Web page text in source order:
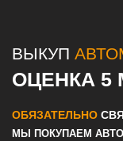
ВЫКУП
ОЦЕНКА 5
ОБЯЗАТЕЛЬНО
МЫ ПОКУПАЕМ АВТО